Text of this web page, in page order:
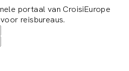
portaal van CroisiEurope
reisbureaus.